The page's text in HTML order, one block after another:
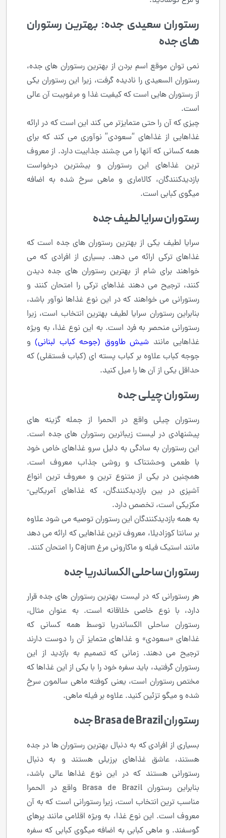
رستوران سعیدی جده: بهترین رستوران
های جده
نمی توان موقع اسم بردن از بهترین رستوران های جده،
رستوران السعیدی را نادیده گرفت، زیرا این رستوران یکی
از رستوران هایی است که کیفیت غذا و مرغوبیت آن عالی
است.
چیزی که آن را حتی متمایزتر می کند این است که در ارائه
غذاهایی از غذاهای “سعودی” نوآوری می کند که برای
همه کسانی که آنها را می چشند جذابیت دارد. از معروف
ترین غذاهای این رستوران و بیشترین درخواست
بازدیدکنندگان، کالاماری و ماهی سرخ شده به اضافه
میگوی کبابی است.
رستوران سرایا لطیف جده
سرایا لطیف یکی از بهترین رستوران های جده است که
غذاهای ترکی ارائه می دهد. بسیاری از افرادی که می
خواهند برای شام از بهترین رستوران های جده دیدن
کنند، ترجیح می دهند غذاهای ترکی را امتحان کنند و
رستورانی می خواهند که در این نوع غذاها نوآور باشد،
بنابراین رستوران سرایا لطیف بهترین انتخاب است، زیرا
رستورانی منحصر به فرد است. به این نوع غذا، به ویژه
غذاهایی مانند شیش طاووق (جوحه کباب لبنانی)و
جوجه کباب علاوه بر کباب پسته ای (کباب فستقلی) که
حداقل یکی از آن ها را میل کنید.
رستوران چیلی جده
رستوران چیلی واقع در الحمرا از جمله گزینه های
پیشنهادی در لیست زیباترین رستوران های جده است.
این رستوران به سادگی به دلیل سرو غذاهای خاص خود
با طعمی وحشتناک و روشی جذاب معروف است.
همچنین در یکی از متنوع ترین و معروف ترین انواع
آشپزی در بین بازدیدکنندگان، که غذاهای آمریکایی-
مکزیکی است، تخصص دارد.
به همه بازدیدکنندگان این رستوران توصیه می شود علاوه
بر سانتا کوزادیلا، معروف ترین غذاهایی که ارائه می دهد
مانند استیک فیله و ماکارونی مرغ Cajun را امتحان کنند.
رستوران ساحلی الکساندریا جده
هر رستورانی که در لیست بهترین رستوران های جده قرار
دارد، با نوع خاصی خلاقانه است. به عنوان مثال،
رستوران ساحلی الکساندریا توسط همه کسانی که
غذاهای «سعودی» و غذاهای متمایز آن را دوست دارند
ترجیح می دهند. زمانی که تصمیم به بازدید از این
رستوران گرفتید، باید سفره خود را با یکی از این غذاها که
مختص رستوران است، یعنی کوفته ماهی سالمون سرخ
شده و میگو تزئین کنید. علاوه بر فیله ماهی.
رستوران Brasa de Brazil جده
بسیاری از افرادی که به دنبال بهترین رستوران ها در جده
هستند، عاشق غذاهای برزیلی هستند و به دنبال
رستورانی هستند که در این نوع غذاها عالی باشد،
بنابراین رستوران Brasa de Brazil واقع در الحمرا
مناسب ترین انتخاب است، زیرا رستورانی است که به آن
معروف است. این نوع غذا، به ویژه اقلامی مانند پرهای
گوسفند. و ماهی کبابی به اضافه میگوی کبابی که سفره